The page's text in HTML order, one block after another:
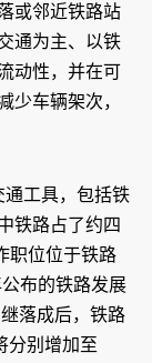
或邻近铁路站
通为主、以铁
动性，并在可
少车辆架次，
工具，包括铁
铁路占了约四
职位位于铁路
布的铁路发展
落成后，铁路
分别增加至